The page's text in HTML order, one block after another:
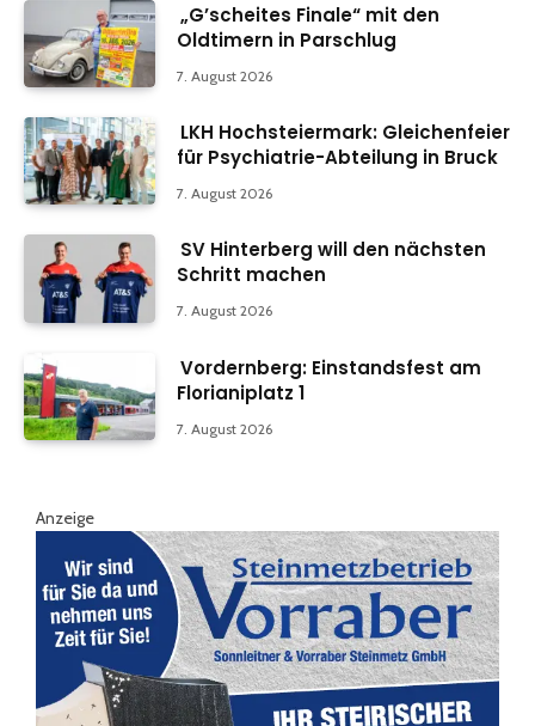
„G’scheites Finale“ mit den
Oldtimern in Parschlug
7. August 2026
LKH Hochsteiermark: Gleichenfeier
für Psychiatrie-Abteilung in Bruck
7. August 2026
SV Hinterberg will den nächsten
Schritt machen
7. August 2026
Vordernberg: Einstandsfest am
Florianiplatz 1
7. August 2026
Anzeige